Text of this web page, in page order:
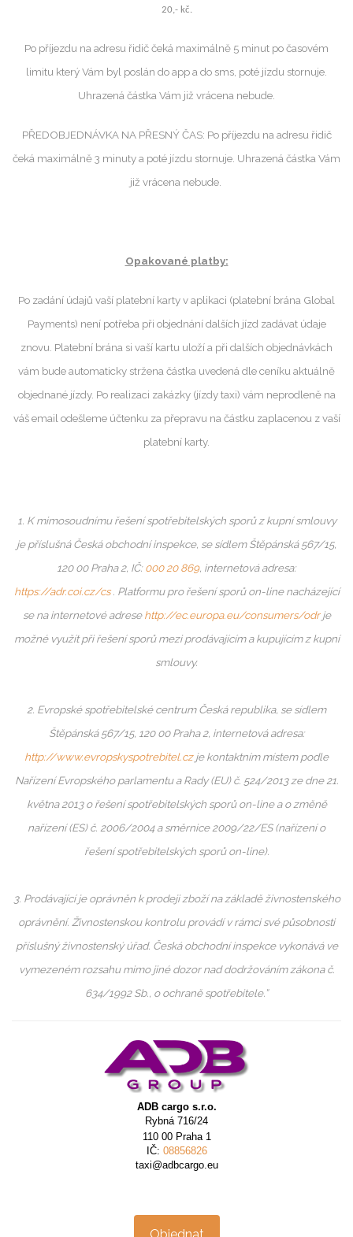
20,- kč.
Po příjezdu na adresu řidič čeká maximálně 5 minut po časovém
limitu který Vám byl poslán do app a do sms, poté jízdu stornuje.
Uhrazená částka Vám již vrácena nebude.
PŘEDOBJEDNÁVKA NA PŘESNÝ ČAS: Po příjezdu na adresu řidič
čeká maximálně 3 minuty a poté jízdu stornuje. Uhrazená částka Vám
již vrácena nebude.
Opakované platby:
Po zadání údajů vaší platební karty v aplikaci (platební brána Global
Payments) není potřeba při objednání dalších jízd zadávat údaje
znovu. Platební brána si vaší kartu uloží a při dalších objednávkách
vám bude automaticky stržena částka uvedená dle ceníku aktuálně
objednané jízdy. Po realizaci zakázky (jízdy taxi) vám neprodleně na
váš email odešleme účtenku za přepravu na částku zaplacenou z vaší
platební karty.
1. K mimosoudnímu řešení spotřebitelských sporů z kupní smlouvy
je příslušná Česká obchodní inspekce, se sídlem Štěpánská 567/15,
120 00 Praha 2, IČ:000 20 869, internetová adresa:
https://adr.coi.cz/cs. Platformu pro řešení sporů on-line nacházející
se na internetové adresehttp://ec.europa.eu/consumers/odrje
možné využít při řešení sporů mezi prodávajícím a kupujícím z kupní
smlouvy.
2. Evropské spotřebitelské centrum Česká republika, se sídlem
Štěpánská 567/15, 120 00 Praha 2, internetová adresa:
http://www.evropskyspotrebitel.czje kontaktním místem podle
Nařízení Evropského parlamentu a Rady (EU) č. 524/2013 ze dne 21.
května 2013 o řešení spotřebitelských sporů on-line a o změně
nařízení (ES) č. 2006/2004 a směrnice 2009/22/ES (nařízení o
řešení spotřebitelských sporů on-line).
3. Prodávající je oprávněn k prodeji zboží na základě živnostenského
oprávnění. Živnostenskou kontrolu provádí v rámci své působnosti
příslušný živnostenský úřad. Česká obchodní inspekce vykonává ve
vymezeném rozsahu mimo jiné dozor nad dodržováním zákona č.
634/1992 Sb., o ochraně spotřebitele.”
ADB cargo s.r.o.
Rybná 716/24
110 00 Praha 1
IČ: 08856826
taxi@adbcargo.eu